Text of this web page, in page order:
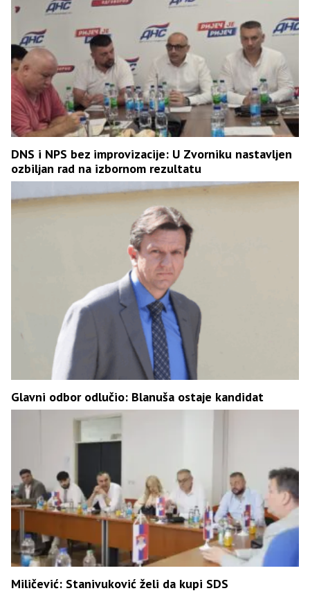
DNS i NPS bez improvizacije: U Zvorniku nastavljen
ozbiljan rad na izbornom rezultatu
Glavni odbor odlučio: Blanuša ostaje kandidat
Miličević: Stanivuković želi da kupi SDS